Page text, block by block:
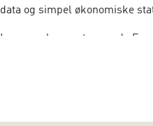
data og simpel økonomiske
Læseren lærer at anvende